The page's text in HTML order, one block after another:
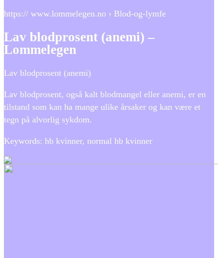
https:// www.lommelegen.no › Blod-og-lymfe
Lav blodprosent (anemi) –
Lommelegen
Lav blodprosent (anemi)
Lav blodprosent, også kalt blodmangel eller anemi, er en
tilstand som kan ha mange ulike årsaker og kan være et
tegn på alvorlig sykdom.
Keywords: hb kvinner, normal hb kvinner